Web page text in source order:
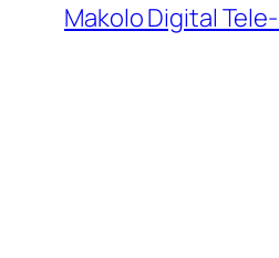
Makolo Digital Tele-